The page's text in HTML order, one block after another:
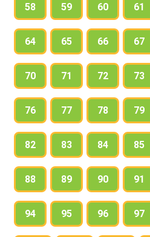
58 59 60 61
64 65 66 67
70 71 72 73
76 77 78 79
82 83 84 85
88 89 90 91
94 95 96 97